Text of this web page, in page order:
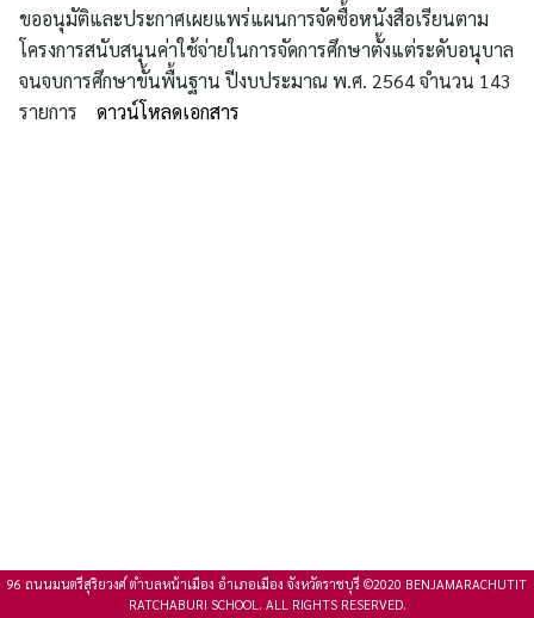
ขออนุมัติและประกาศเผยแพร่แผนการจัดซื้อหนังสือเรียนตาม
โครงการสนับสนุนค่าใช้จ่ายในการจัดการศึกษาตั้งแต่ระดับอนุบาล
จนจบการศึกษาขั้นพื้นฐาน ปีงบประมาณ พ.ศ. 2564 จำนวน 143
รายการ
ดาวน์โหลดเอกสาร
96 ถนนมนตรีสุริยวงศ์ ตำบลหน้าเมือง อำเภอเมือง จังหวัดราชบุรี ©2020 BENJAMARACHUTIT
RATCHABURI SCHOOL. ALL RIGHTS RESERVED.